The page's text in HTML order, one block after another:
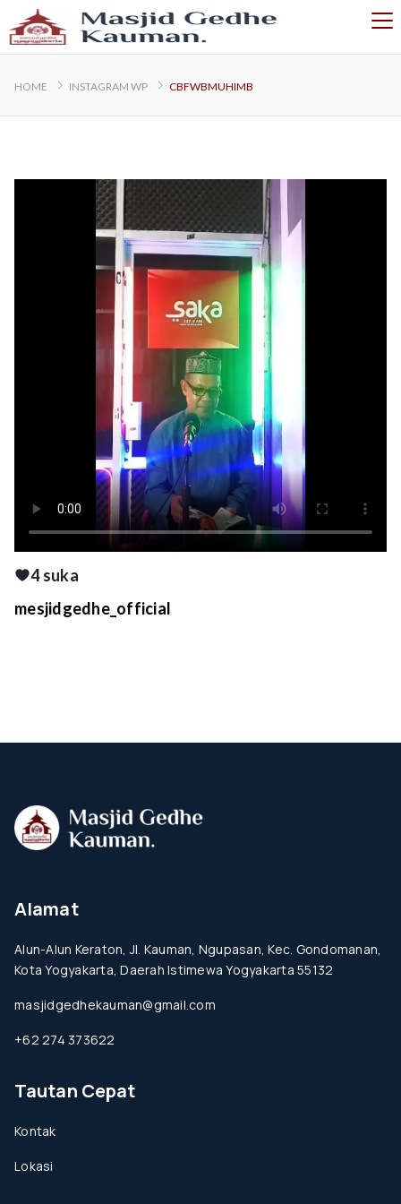
HOME INSTAGRAM WP CBFWBMUHIMB
4 suka
mesjidgedhe_official
Alamat
Alun-Alun Keraton, Jl. Kauman, Ngupasan, Kec. Gondomanan,
Kota Yogyakarta, Daerah Istimewa Yogyakarta 55132
masjidgedhekauman@gmail.com
+62 274 373622
Tautan Cepat
Kontak
Lokasi